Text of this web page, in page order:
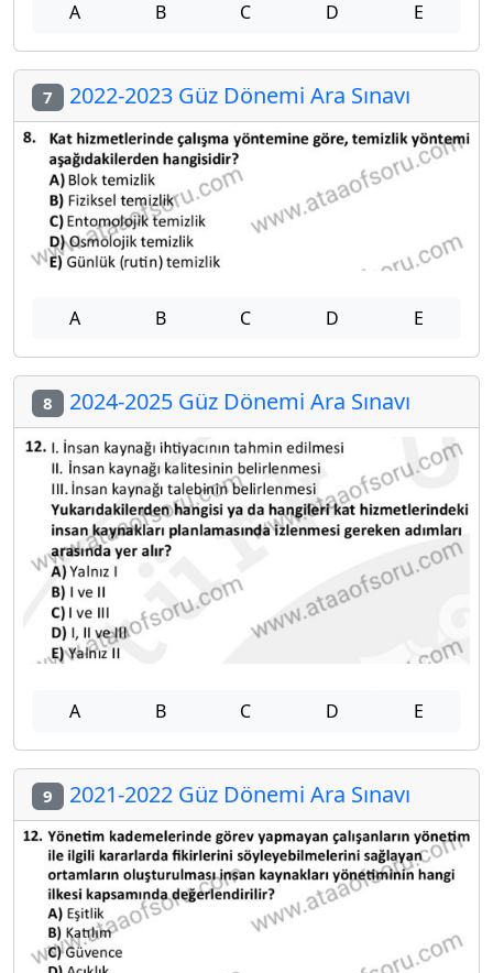
A B C D E
7 2022-2023 Güz Dönemi Ara Sınavı
A B C D E
8 2024-2025 Güz Dönemi Ara Sınavı
A B C D E
9 2021-2022 Güz Dönemi Ara Sınavı